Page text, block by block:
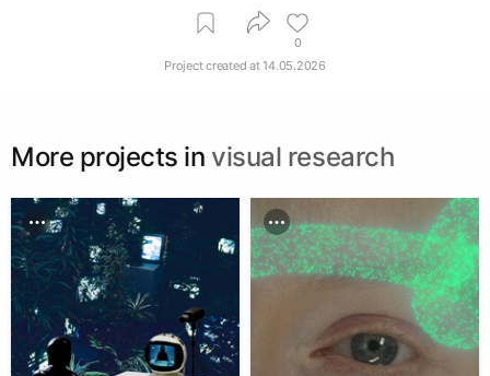
0
Project created at14.05.2026
More projects in visual research